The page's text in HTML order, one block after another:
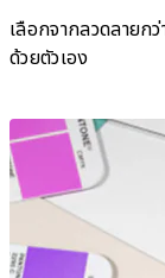
เลือกจากลวดลาย
ด้วยตัวเอง